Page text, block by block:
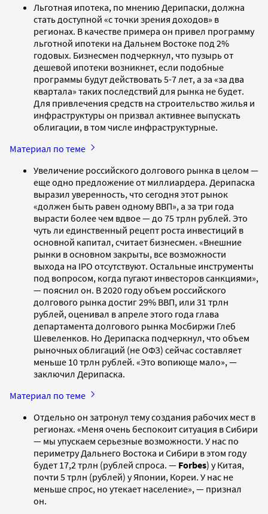
Льготная ипотека, по мнению Дерипаски, должна
стать доступной «с точки зрения доходов» в
регионах. В качестве примера он привел программу
льготной ипотеки на Дальнем Востоке под 2%
годовых. Бизнесмен подчеркнул, что пузырь от
дешевой ипотеки возникнет, если подобные
программы будут действовать 5-7 лет, а за «за два
квартала» таких последствий для рынка не будет.
Для привлечения средств на строительство жилья и
инфраструктуры он призвал активнее выпускать
облигации, в том числе инфраструктурные.
Материал по теме
Увеличение российского долгового рынка в целом —
еще одно предложение от миллиардера. Дерипаска
выразил уверенность, что сегодня этот рынок
«должен быть равен одному ВВП», а за три года
вырасти более чем вдвое — до 75 трлн рублей. Это
чуть ли единственный рецепт роста инвестиций в
основной капитал, считает бизнесмен. «Внешние
рынки в основном закрыты, все возможности
выхода на IPO отсутствуют. Остальные инструменты
под вопросом, когда пугают инвесторов санкциями»,
— пояснил он. В 2020 году объем российского
долгового рынка достиг 29% ВВП, или 31 трлн
рублей, оценивал в апреле этого года глава
департамента долгового рынка Мосбиржи Глеб
Шевеленков. Но Дерипаска подчеркнул, что объем
рыночных облигаций (не ОФЗ) сейчас составляет
меньше 10 трлн рублей. «Это вопиюще мало», —
заключил Дерипаска.
Материал по теме
Отдельно он затронул тему создания рабочих мест в
регионах. «Меня очень беспокоит ситуация в Сибири
— мы упускаем серьезные возможности. У нас по
периметру Дальнего Востока и Сибири в этом году
будет 17,2 трлн (рублей спроса. — Forbes) у Китая,
почти 5 трлн (рублей) у Японии, Кореи. У нас не
меньше спрос, но утекает население», — признал
он.